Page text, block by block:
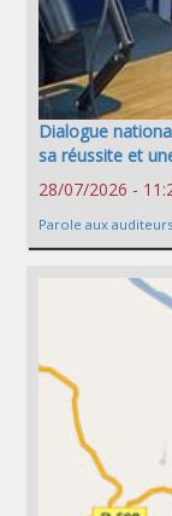
Dialogue
sa réussite et
28/07/2026 -
Parole aux auditeurs